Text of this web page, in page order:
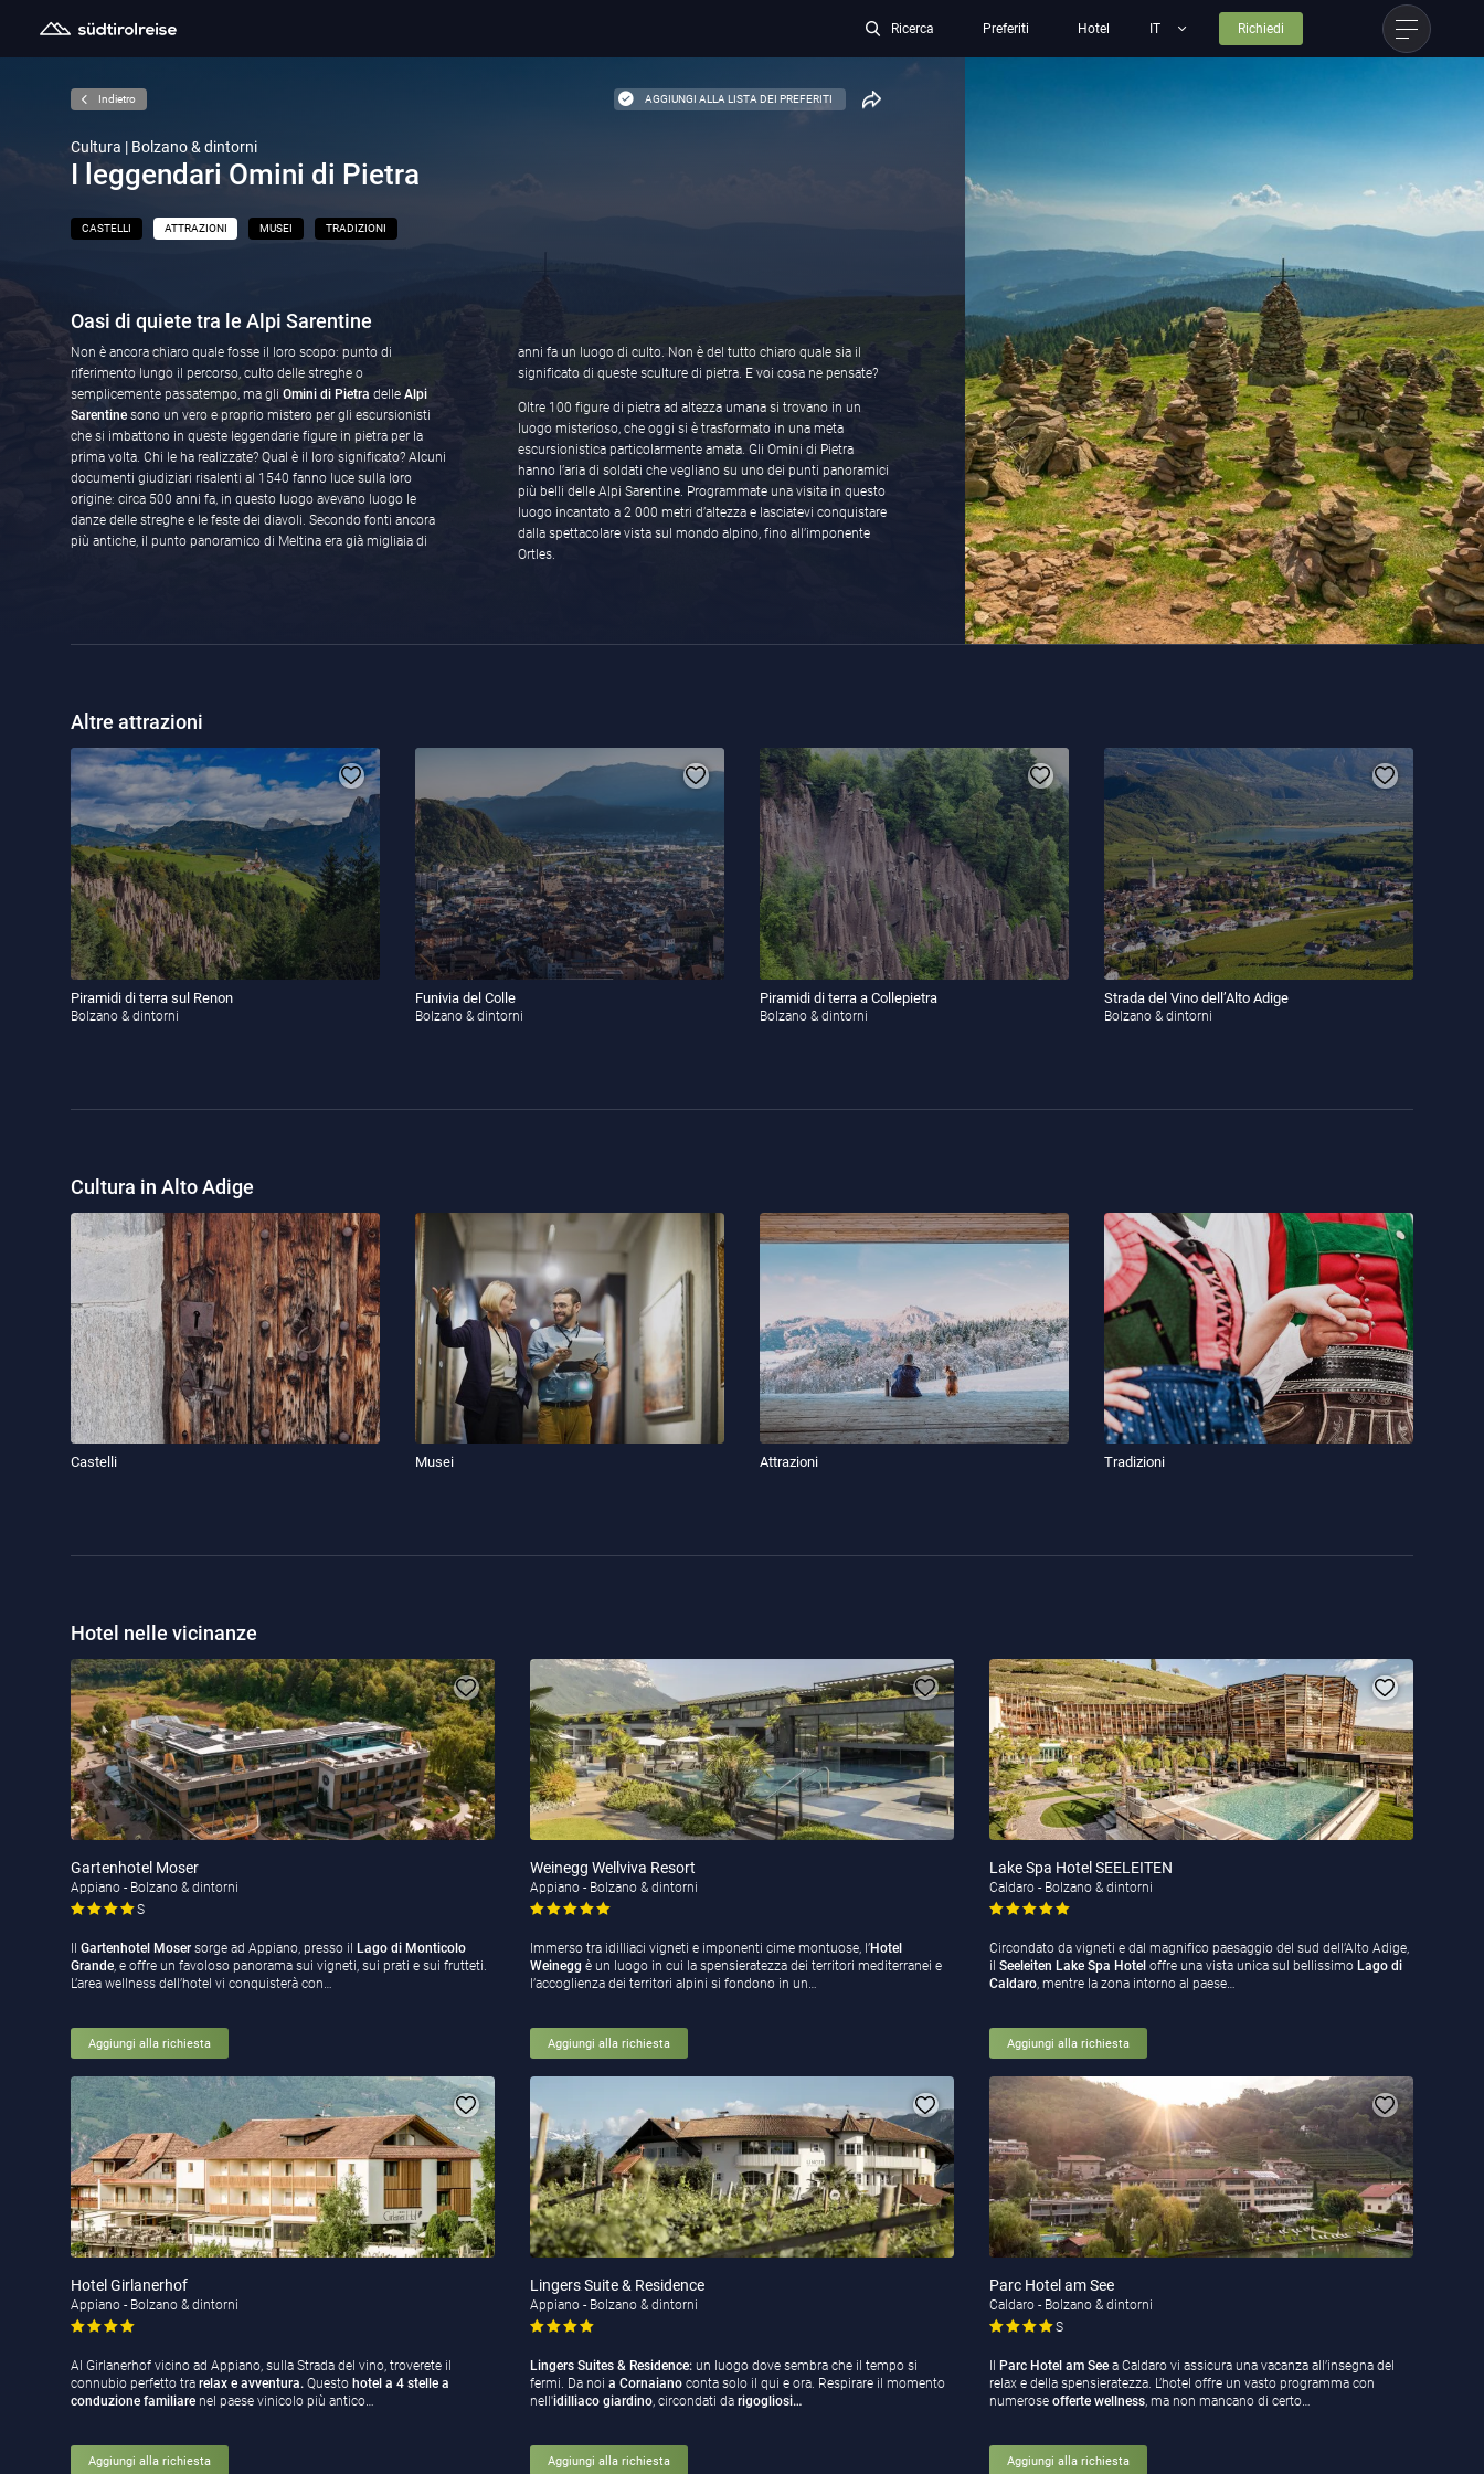
Ricerca Preferiti Hotel Richiedi
AGGIUNGI ALLA LISTA DEI PREFERITI
Indietro
Cultura | Bolzano & dintorni
I leggendari Omini di Pietra
CASTELLI ATTRAZIONI MUSEI TRADIZIONI
Oasi di quiete tra le Alpi Sarentine
Non è ancora chiaro quale fosse il loro scopo: punto di
riferimento lungo il percorso, culto delle streghe o
semplicemente passatempo, ma gli Omini di Pietra delle Alpi
Sarentine sono un vero e proprio mistero per gli escursionisti
che si imbattono in queste leggendarie figure in pietra per la
prima volta. Chi le ha realizzate? Qual è il loro significato? Alcuni
documenti giudiziari risalenti al 1540 fanno luce sulla loro
origine: circa 500 anni fa, in questo luogo avevano luogo le
danze delle streghe e le feste dei diavoli. Secondo fonti ancora
più antiche, il punto panoramico di Meltina era già migliaia di
anni fa un luogo di culto. Non è del tutto chiaro quale sia il
significato di queste sculture di pietra. E voi cosa ne pensate?
Oltre 100 figure di pietra ad altezza umana si trovano in un
luogo misterioso, che oggi si è trasformato in una meta
escursionistica particolarmente amata. Gli Omini di Pietra
hanno l’aria di soldati che vegliano su uno dei punti panoramici
più belli delle Alpi Sarentine. Programmate una visita in questo
luogo incantato a 2 000 metri d’altezza e lasciatevi conquistare
dalla spettacolare vista sul mondo alpino, fino all’imponente
Ortles.
Altre attrazioni
Piramidi di terra sul Renon
Bolzano & dintorni
Funivia del Colle
Bolzano & dintorni
Piramidi di terra a Collepietra
Bolzano & dintorni
Strada del Vino dell’Alto Adige
Bolzano & dintorni
Cultura in Alto Adige
Castelli Musei Attrazioni Tradizioni
Hotel nelle vicinanze
Gartenhotel Moser
Appiano - Bolzano & dintorni
S
Gartenhotel Moser sorge ad Appiano, presso il
Lago di Monticolo
Grande, e offre un favoloso panorama sui vigneti, sui prati e sui frutteti.
L’area wellness dell’hotel vi conquisterà con…
Aggiungi alla richiesta
Weinegg Wellviva Resort
Appiano - Bolzano & dintorni
Immerso tra idilliaci vigneti e imponenti cime montuose, l’Hotel
Weinegg è un luogo in cui la spensieratezza dei territori mediterranei e
l’accoglienza dei territori alpini si fondono in un…
Aggiungi alla richiesta
Lake Spa Hotel SEELEITEN
Caldaro - Bolzano & dintorni
Circondato da vigneti e dal magnifico paesaggio del sud dell’Alto Adige,
il Seeleiten Lake Spa Hotel offre una vista unica sul bellissimo Lago di
Caldaro, mentre la zona intorno al paese…
Aggiungi alla richiesta
Hotel Girlanerhof
Appiano - Bolzano & dintorni
Al Girlanerhof vicino ad Appiano, sulla Strada del vino, troverete il
connubio perfetto tra relax e avventura. Questo hotel a 4 stelle a
conduzione familiare nel paese vinicolo più antico…
Aggiungi alla richiesta
Lingers Suite & Residence
Appiano - Bolzano & dintorni
Lingers Suites & Residence:un luogo dove sembra che il tempo si
fermi. Da noi a Cornaianoconta solo il qui e ora. Respirare il momento
nell'idilliaco giardino, circondati da rigogliosi…
Aggiungi alla richiesta
Parc Hotel am See
Caldaro - Bolzano & dintorni
S
Parc Hotel am Seea Caldaro vi assicura una vacanza all’insegna del
relax e della spensieratezza. L’hotel offre un vasto programma con
numerose offerte wellness, ma non mancano di certo…
Aggiungi alla richiesta